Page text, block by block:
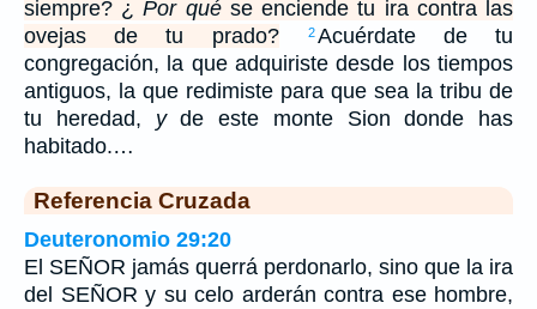
siempre? ¿Por quése enciende tu ira contra las
ovejas de tu prado?
2Acuérdate de tu
congregación, la que adquiriste desde los tiempos
antiguos, la que redimiste para que sea la tribu de
tu heredad, yde este monte Sion donde has
habitado.…
Referencia Cruzada
Deuteronomio 29:20
El SEÑOR jamás querrá perdonarlo, sino que la ira
del SEÑOR y su celo arderán contra ese hombre,